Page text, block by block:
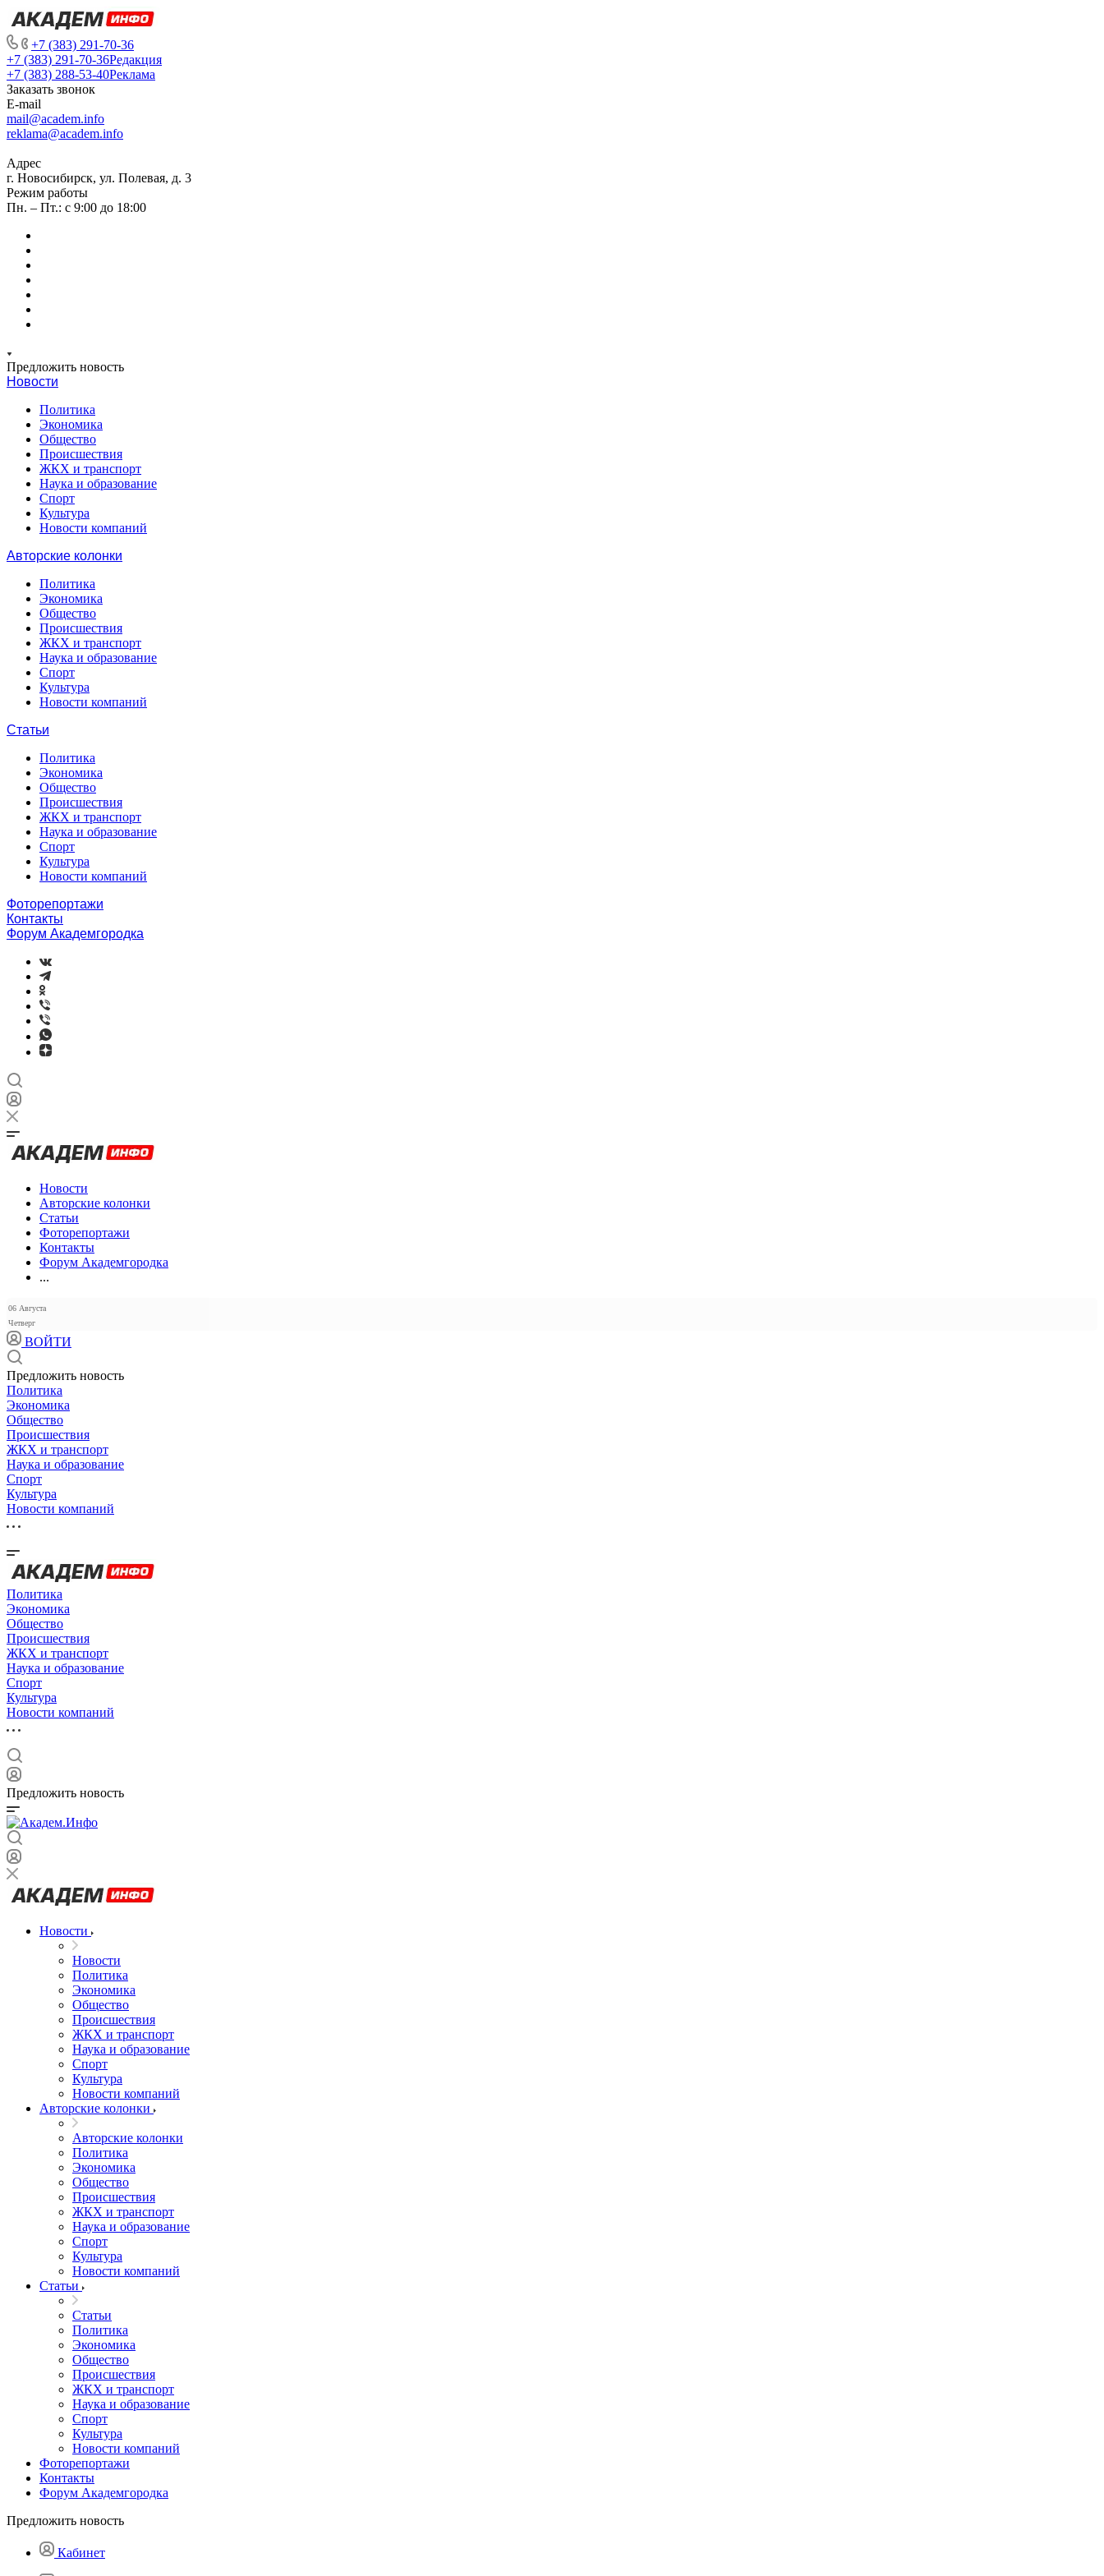
+7 (383) 291-70-36
+7 (383) 291-70-36Редакция
+7 (383) 288-53-40Реклама
Заказать звонок
E-mail
mail@academ.info
reklama@academ.info
Адрес
г. Новосибирск, ул. Полевая, д. 3
Режим работы
Пн. – Пт.: с 9:00 до 18:00
Предложить новость
Новости
Политика
Экономика
Общество
Происшествия
ЖКХ и транспорт
Наука и образование
Спорт
Культура
Новости компаний
Авторские колонки
Политика
Экономика
Общество
Происшествия
ЖКХ и транспорт
Наука и образование
Спорт
Культура
Новости компаний
Статьи
Политика
Экономика
Общество
Происшествия
ЖКХ и транспорт
Наука и образование
Спорт
Культура
Новости компаний
Фоторепортажи
Контакты
Форум Академгородка
Новости
Авторские колонки
Статьи
Фоторепортажи
Контакты
Форум Академгородка
...
06 Августа
Четверг
ВОЙТИ
Предложить новость
Политика
Экономика
Общество
Происшествия
ЖКХ и транспорт
Наука и образование
Спорт
Культура
Новости компаний
Политика
Экономика
Общество
Происшествия
ЖКХ и транспорт
Наука и образование
Спорт
Культура
Новости компаний
Предложить новость
Новости
Новости
Политика
Экономика
Общество
Происшествия
ЖКХ и транспорт
Наука и образование
Спорт
Культура
Новости компаний
Авторские колонки
Авторские колонки
Политика
Экономика
Общество
Происшествия
ЖКХ и транспорт
Наука и образование
Спорт
Культура
Новости компаний
Статьи
Статьи
Политика
Экономика
Общество
Происшествия
ЖКХ и транспорт
Наука и образование
Спорт
Культура
Новости компаний
Фоторепортажи
Контакты
Форум Академгородка
Предложить новость
Кабинет